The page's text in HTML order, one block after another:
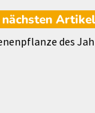
Artikel
des